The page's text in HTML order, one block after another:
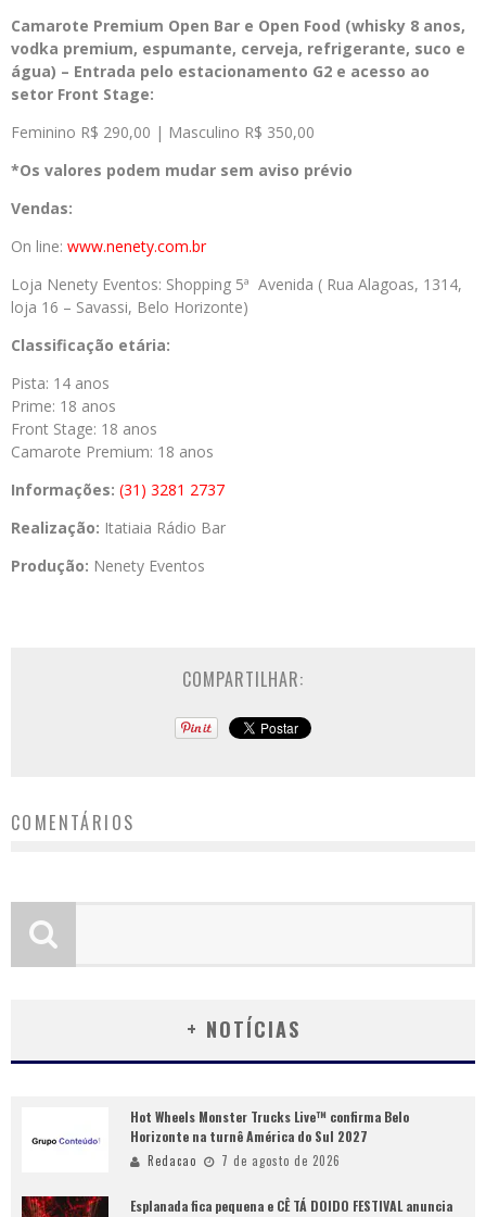
Camarote Premium Open Bar e Open Food (whisky 8 anos,
vodka premium, espumante, cerveja, refrigerante, suco e
água) – Entrada pelo estacionamento G2 e acesso ao
setor Front Stage:
Feminino R$ 290,00 | Masculino R$ 350,00
*Os valores podem mudar sem aviso prévio
Vendas:
On line: www.nenety.com.br
Loja Nenety Eventos: Shopping 5ª Avenida ( Rua Alagoas, 1314,
loja 16 – Savassi, Belo Horizonte)
Classificação etária:
Pista: 14 anos
Prime: 18 anos
Front Stage: 18 anos
Camarote Premium: 18 anos
Informações: (31) 3281 2737
Realização: Itatiaia Rádio Bar
Produção: Nenety Eventos
COMPARTILHAR:
COMENTÁRIOS
+ NOTÍCIAS
Hot Wheels Monster Trucks Live™ confirma Belo
Horizonte na turnê América do Sul 2027
Redacao 7 de agosto de 2026
Esplanada fica pequena e CÊ TÁ DOIDO FESTIVAL anuncia